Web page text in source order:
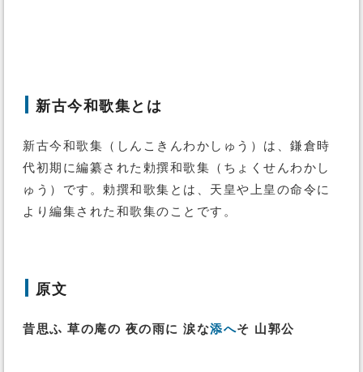
新古今和歌集とは
新古今和歌集（しんこきんわかしゅう）は、鎌倉時
代初期に編纂された勅撰和歌集（ちょくせんわかし
ゅう）です。勅撰和歌集とは、天皇や上皇の命令に
より編集された和歌集のことです。
原文
昔思ふ 草の庵の 夜の雨に 涙な添へそ 山郭公